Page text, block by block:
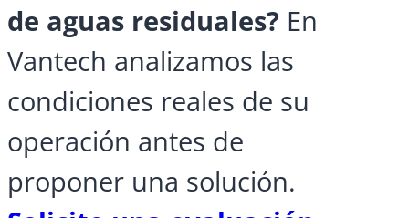
de aguas residuales? En
Vantech analizamos las
condiciones reales de su
operación antes de
proponer una solución.